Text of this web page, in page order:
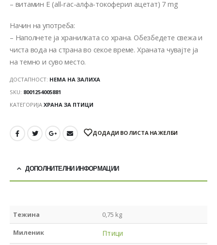
– витамин Е (all-rac-алфа-токоферил ацетат) 7 mg
Начин на употреба:
– Наполнете ја хранилката со храна. Обезбедете свежа и
чиста вода на страна во секое време. Храната чувајте ја
на темно и суво место.
ДОСТАПНОСТ: НЕМА НА ЗАЛИХА
SKU: 8001254005881
КАТЕГОРИЈА ХРАНА ЗА ПТИЦИ
ДОДАДИ ВО ЛИСТА НА ЖЕЛБИ
ДОПОЛНИТЕЛНИ ИНФОРМАЦИИ
Тежина 0,75 kg
Миленик Птици